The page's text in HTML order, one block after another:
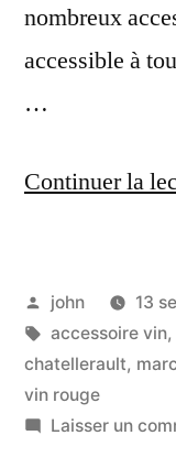
nombreux
accessible à
…
Continuer la
Publié
par
john 13
Étiquettes :
accessoire vin,
chatellerault,
vin rouge
Laisser un